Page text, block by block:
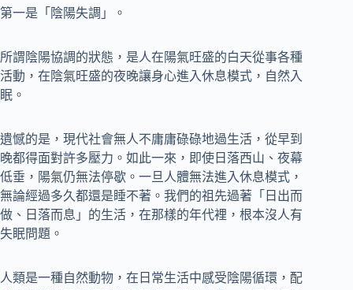
第一是「陰陽失調」。
所謂陰陽協調的狀態，是人在陽氣旺盛的白天從事各種
活動，在陰氣旺盛的夜晚讓身心進入休息模式，自然入
眠。
遺憾的是，現代社會無人不庸庸碌碌地過生活，從早到
晚都得面對許多壓力。如此一來，即使日落西山、夜幕
低垂，陽氣仍無法停歇。一旦人體無法進入休息模式，
無論經過多久都還是睡不著。我們的祖先過著「日出而
做、日落而息」的生活，在那樣的年代裡，根本沒人有
失眠問題。
人類是一種自然動物，在日常生活中感受陰陽循環，配